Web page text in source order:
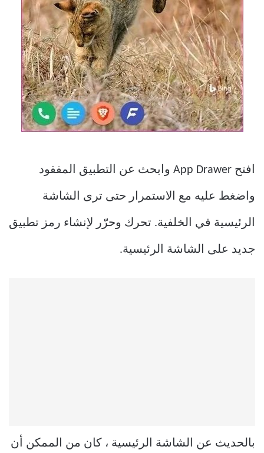
افتح App Drawer وابحث عن التطبيق المفقود
واضغط عليه مع الاستمرار حتى ترى الشاشة
الرئيسية في الخلفية. تحرك وحرّر لإنشاء رمز تطبيق
جديد على الشاشة الرئيسية.
بالحديث عن الشاشة الرئيسية ، كان من الممكن أن